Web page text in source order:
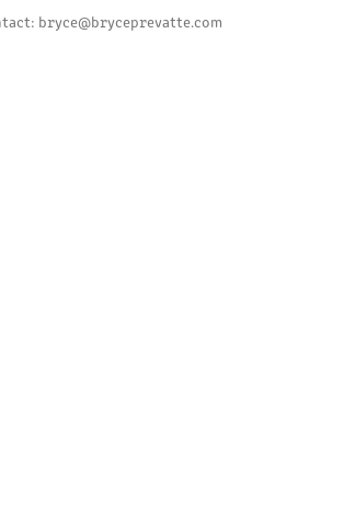
bryce@bryceprevatte.com